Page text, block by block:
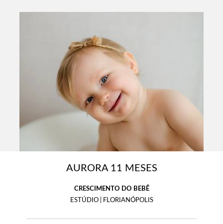
AURORA 11 MESES
CRESCIMENTO DO BEBÊ
ESTÚDIO | FLORIANÓPOLIS